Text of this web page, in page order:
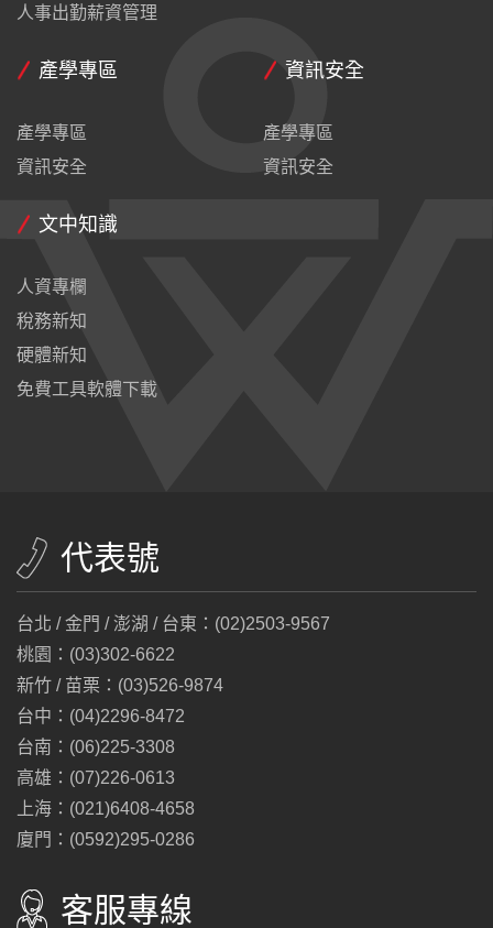
人事出勤薪資管理
產學專區
產學專區
資訊安全
資訊安全
產學專區
資訊安全
文中知識
人資專欄
稅務新知
硬體新知
免費工具軟體下載
代表號
台北 / 金門 / 澎湖 / 台東：(02)2503-9567
桃園：(03)302-6622
新竹 / 苗栗：(03)526-9874
台中：(04)2296-8472
台南：(06)225-3308
高雄：(07)226-0613
上海：(021)6408-4658
廈門：(0592)295-0286
客服專線